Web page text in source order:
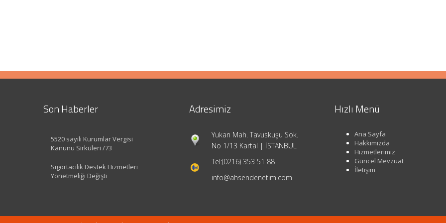
Son Haberler
5520 sayılı Kurumlar Vergisi
Kanunu Sirküleri /73
Sigortacılık Destek Hizmetleri
Yönetmeliği Değişti
Adresimiz
Yukarı Mah. Tavuskuşu Sok.
No 1/13 Kartal | İSTANBUL
Tel:(0216) 353 51 88
info@ahsendenetim.com
Hızlı Menü
Ana Sayfa
Hakkımızda
Hizmetlerimiz
Güncel Mevzuat
İletişim